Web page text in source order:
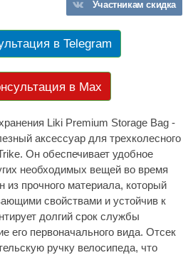
Участникамскидка
в Telegram
в Max
Liki Premium Storage Bag -
аксессуар для трехколесного
Он обеспечивает удобное
необходимых вещей во время
из прочного материала, который
свойствами и устойчив к
долгий срок службы
его первоначального вида. Отсек
ручку велосипеда, что